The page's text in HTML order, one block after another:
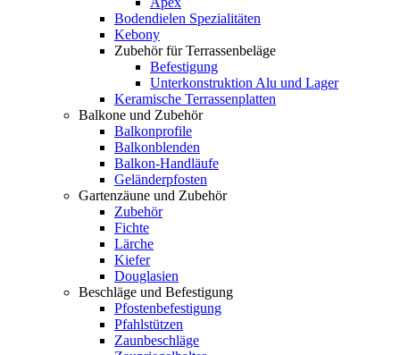
Bodendielen Spezialitäten
Kebony
Zubehör für Terrassenbeläge
Befestigung
Unterkonstruktion Alu und Lager
Keramische Terrassenplatten
Balkone und Zubehör
Balkonprofile
Balkonblenden
Balkon-Handläufe
Geländerpfosten
Gartenzäune und Zubehör
Zubehör
Fichte
Lärche
Kiefer
Douglasien
Beschläge und Befestigung
Pfostenbefestigung
Pfahlstützen
Zaunbeschläge